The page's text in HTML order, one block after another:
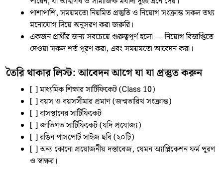
পাশাপাশি, সময়মতো নিয়মিত প্রস্তুতি ও নিয়োগ সংক্রান্ত সকল তথ্য
মনোযোগ দিয়ে অনুসরণ করা জরুরি।
একজন প্রার্থীর জন্য সবচেয়ে গুরুত্বপূর্ণ হলো — নিয়োগ বিজ্ঞপ্তিতে
দেওয়া সকল শর্ত পূরণ করা, এবং সময়মতো আবেদন করা।
তৈরি থাকার লিস্ট: আবেদন আগে যা যা প্রস্তুত করুন
[ ] মাধ্যমিক শিক্ষার সার্টিফিকেট (Class 10)
[ ] বয়স ও বয়সসীমার প্রমাণ (জন্মতারিখ সংক্রান্ত)
[ ] বাসস্থানের সার্টিফিকেট
[ ] জাতিগত সার্টিফিকেট (যদি প্রযোজ্য)
[ ] রঙিন পাসপোর্ট সাইজ ছবি (২০টি)
[ ] অন্য কোনো প্রয়োজনীয় দস্তাবেজ, যেমন অ্যাপ্লিকেশন ফর্ম পূরণ
ও স্বাক্ষর।